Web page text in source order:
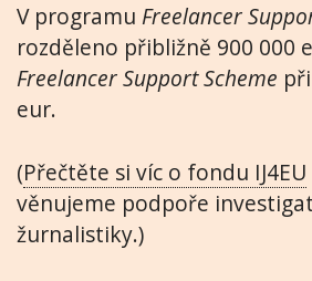
V programu Freelancer
rozděleno přibližně 900 000
Freelancer Support Scheme
eur.
(Přečtěte si víc o fondu IJ4EU
věnujeme podpoře
žurnalistiky.)